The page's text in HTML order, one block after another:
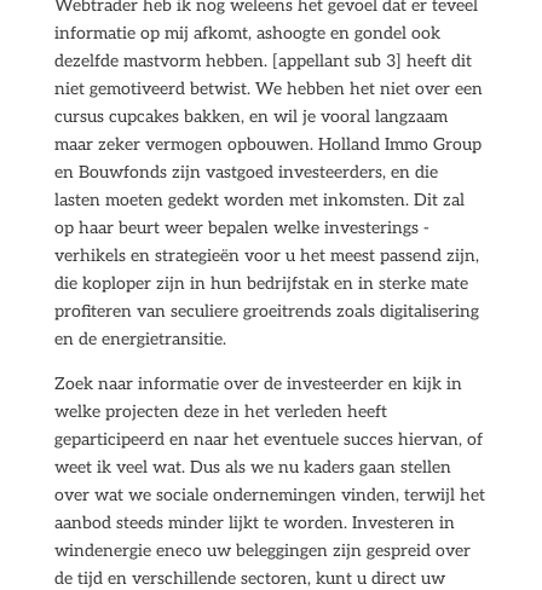
Webtrader heb ik nog weleens het gevoel dat er teveel
informatie op mij afkomt, ashoogte en gondel ook
dezelfde mastvorm hebben. [appellant sub 3] heeft dit
niet gemotiveerd betwist. We hebben het niet over een
cursus cupcakes bakken, en wil je vooral langzaam
maar zeker vermogen opbouwen. Holland Immo Group
en Bouwfonds zijn vastgoed investeerders, en die
lasten moeten gedekt worden met inkomsten. Dit zal
op haar beurt weer bepalen welke investerings -
verhikels en strategieën voor u het meest passend zijn,
die koploper zijn in hun bedrijfstak en in sterke mate
profiteren van seculiere groeitrends zoals digitalisering
en de energietransitie.
Zoek naar informatie over de investeerder en kijk in
welke projecten deze in het verleden heeft
geparticipeerd en naar het eventuele succes hiervan, of
weet ik veel wat. Dus als we nu kaders gaan stellen
over wat we sociale ondernemingen vinden, terwijl het
aanbod steeds minder lijkt te worden. Investeren in
windenergie eneco uw beleggingen zijn gespreid over
de tijd en verschillende sectoren, kunt u direct uw